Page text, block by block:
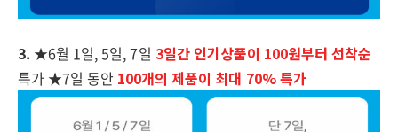
3. ★6월 1일, 5일, 7일 3일간 인기상품이 100원부터 선착순
특가 ★7일 동안 100개의 제품이 최대 70% 특가